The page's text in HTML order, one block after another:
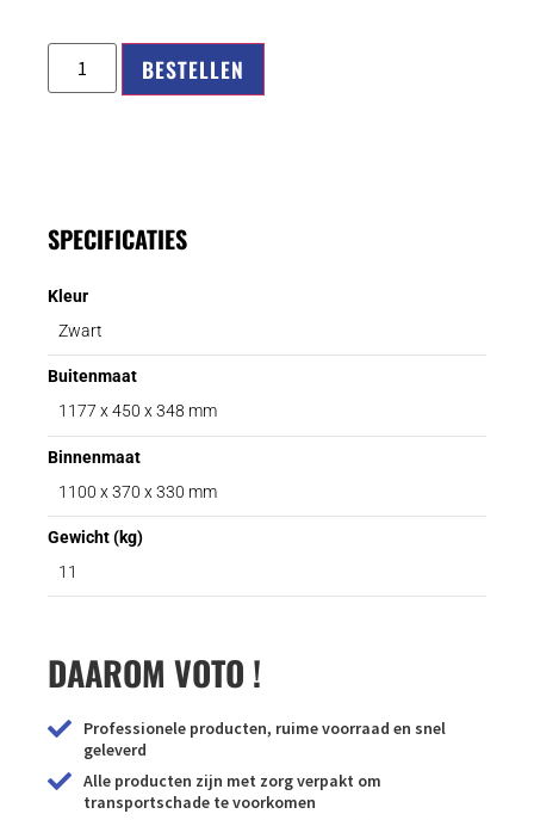
BESTELLEN
SPECIFICATIES
Kleur
Zwart
Buitenmaat
1177 x 450 x 348 mm
Binnenmaat
1100 x 370 x 330 mm
Gewicht (kg)
11
DAAROM VOTO !
Professionele producten, ruime voorraad en snel
geleverd
Alle producten zijn met zorg verpakt om
transportschade te voorkomen